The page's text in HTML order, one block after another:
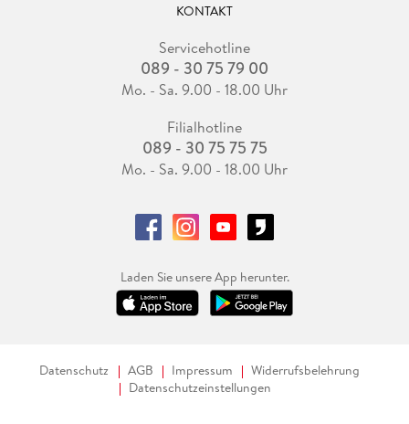
KONTAKT
Servicehotline
089 - 30 75 79 00
Mo. - Sa. 9.00 - 18.00 Uhr
Filialhotline
089 - 30 75 75 75
Mo. - Sa. 9.00 - 18.00 Uhr
Laden Sie unsere App herunter.
Datenschutz AGB Impressum
Widerrufsbelehrung
Datenschutzeinstellungen